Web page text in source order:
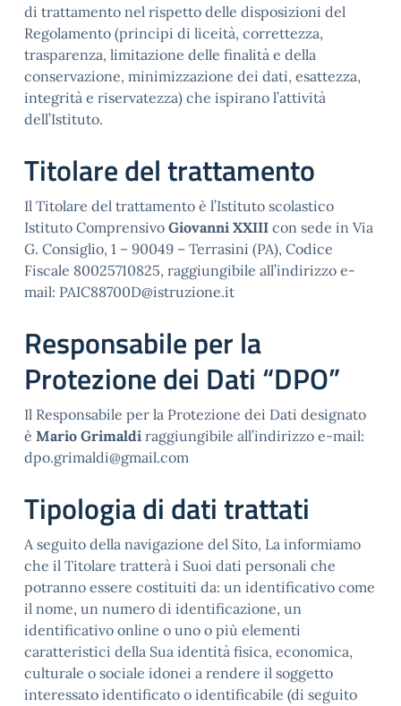
di trattamento nel rispetto delle disposizioni del
Regolamento (principi di liceità, correttezza,
trasparenza, limitazione delle finalità e della
conservazione, minimizzazione dei dati, esattezza,
integrità e riservatezza) che ispirano l’attività
dell’Istituto.
Titolare del trattamento
Il Titolare del trattamento è l’Istituto scolastico
Istituto Comprensivo Giovanni XXIII con sede in Via
G. Consiglio, 1 – 90049 – Terrasini (PA), Codice
Fiscale 80025710825, raggiungibile all’indirizzo e-
mail: PAIC88700D@istruzione.it
Responsabile per la
Protezione dei Dati “DPO”
Il Responsabile per la Protezione dei Dati designato
è Mario Grimaldi raggiungibile all’indirizzo e-mail:
dpo.grimaldi@gmail.com
Tipologia di dati trattati
A seguito della navigazione del Sito, La informiamo
che il Titolare tratterà i Suoi dati personali che
potranno essere costituiti da: un identificativo come
il nome, un numero di identificazione, un
identificativo online o uno o più elementi
caratteristici della Sua identità fisica, economica,
culturale o sociale idonei a rendere il soggetto
interessato identificato o identificabile (di seguito